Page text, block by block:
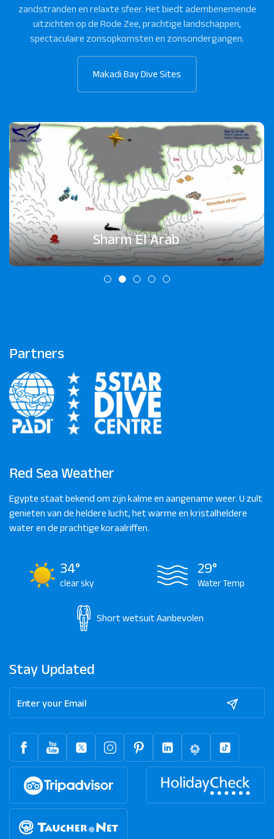
Sharm El Arab
zandstranden en relaxte sfeer. Het biedt adembenemende
uitzichten op de Rode Zee, prachtige landschappen,
spectaculaire zonsopkomsten en zonsondergangen.
Makadi Bay Dive Sites
Partners
Red Sea Weather
Egypte staat bekend om zijn kalme en aangename weer. U zult
genieten van de heldere lucht, het warme en kristalheldere
water en de prachtige koraalriffen.
34°
clear sky
29°
Water Temp
Short wetsuit Aanbevolen
Stay Updated